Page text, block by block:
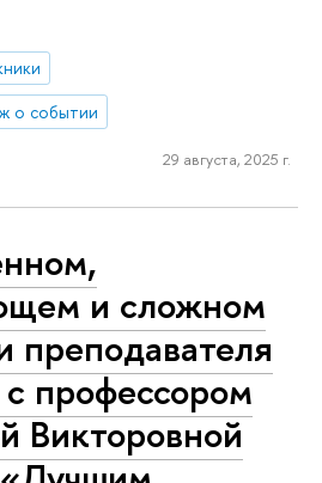
о событии
29 августа, 2025 г.
и сложном
преподавателя
профессором
Викторовной